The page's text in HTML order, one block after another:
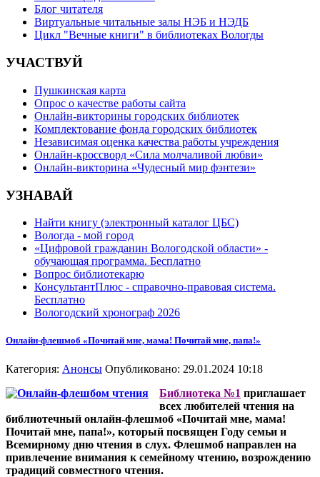
Блог читателя
Виртуальные читальные залы НЭБ и НЭДБ
Цикл "Вечные книги" в библиотеках Вологды
УЧАСТВУЙ
Пушкинская карта
Опрос о качестве работы сайта
Онлайн-викторины городских библиотек
Комплектование фонда городских библиотек
Независимая оценка качества работы учреждения
Онлайн-кроссворд «Сила молчаливой любви»
Онлайн-викторина «Чудесный мир фэнтези»
УЗНАВАЙ
Найти книгу (электронный каталог ЦБС)
Вологда - мой город
«Цифровой гражданин Вологодской области» -
обучающая программа. Бесплатно
Вопрос библиотекарю
КонсультантПлюс - справочно-правовая система.
Бесплатно
Вологодский хронограф 2026
Онлайн-флешмоб «Почитай мне, мама! Почитай мне, папа!»
Категория: Анонсы Опубликовано: 29.01.2024 10:18
Библиотека №1 приглашает
всех любителей чтения на
библиотечный онлайн-флешмоб «Почитай мне, мама!
Почитай мне, папа!», который посвящен Году семьи и
Всемирному дню чтения в слух. Флешмоб направлен на
привлечение внимания к семейному чтению, возрождению
традиций совместного чтения.